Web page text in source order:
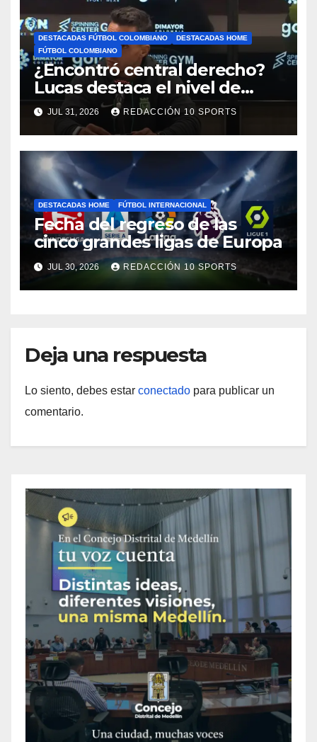
DESTACADAS FÚTBOL COLOMBIANO
DESTACADAS HOME
FÚTBOL COLOMBIANO
¿Encontró central derecho?
Lucas destaca el nivel de
Néider Parra
JUL 31, 2026 REDACCIÓN 10 SPORTS
DESTACADAS HOME FÚTBOL INTERNACIONAL
Fecha del regreso de las
cinco grandes ligas de Europa
JUL 30, 2026 REDACCIÓN 10 SPORTS
Deja una respuesta
Lo siento, debes estar conectado para publicar un
comentario.